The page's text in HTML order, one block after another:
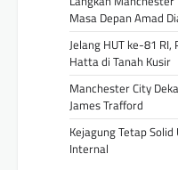
Masa Depan Amad
Jelang HUT ke-81
Hatta di Tanah Kusir
Manchester City
James Trafford
Kejagung Tetap
Internal